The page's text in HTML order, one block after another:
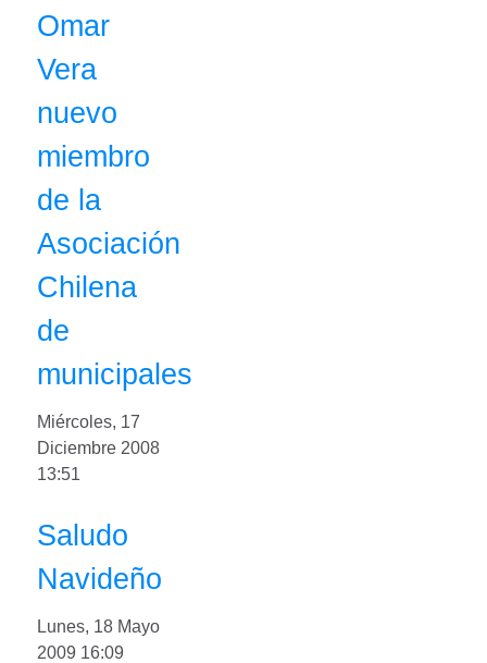
Omar
Vera
nuevo
miembro
de la
Asociación
Chilena
de
municipales
Miércoles, 17
Diciembre 2008
13:51
Saludo
Navideño
Lunes, 18 Mayo
2009 16:09